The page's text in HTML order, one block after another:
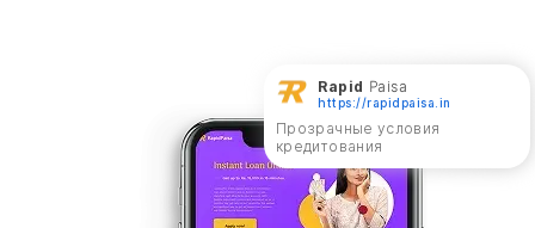
Rapid Paisa
https://rapidpaisa.in
Прозрачные условия
кредитования